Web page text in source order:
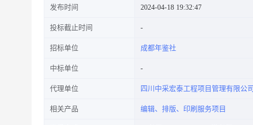
发布时间 2024-04-18 19:32:47
投标截止时间
招标单位 成都年鉴社
中标单位
代理单位 四川中采宏泰工程项目管理有限公司
相关产品 编辑、排版、印刷服务项目